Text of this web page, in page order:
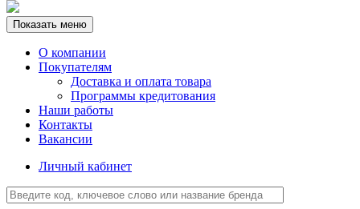
Показать меню
О компании
Покупателям
Доставка и оплата товара
Программы кредитования
Наши работы
Контакты
Вакансии
Личный кабинет